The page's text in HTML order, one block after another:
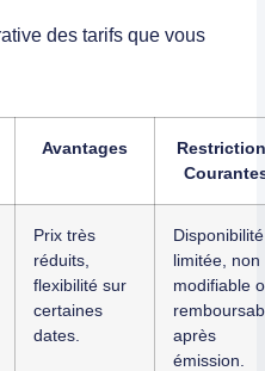
des tarifs que vous
Avantages
Prix très
réduits,
flexibilité sur
certaines
dates.
Disponibilité
limitée, non
modifiable
après
émission.